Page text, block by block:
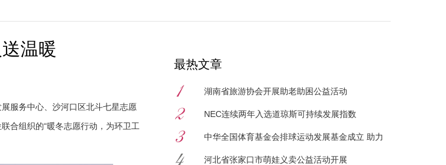
温暖
服务中心、沙河口区北斗七星志愿
合组织的“暖冬志愿行动，为环卫工
最热文章
湖南省旅游协会开展助老助困公益活动
NEC连续两年入选道琼斯可持续发展指数
中华全国体育基金会排球运动发展基金成立 助力
排球事业再攀高峰
河北省张家口市萌娃义卖公益活动开展